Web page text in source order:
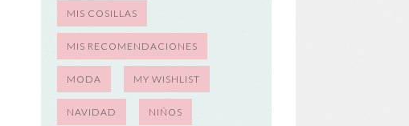
MIS COSILLAS
MIS RECOMENDACIONES
MODA MY WISHLIST
NAVIDAD NIÑOS